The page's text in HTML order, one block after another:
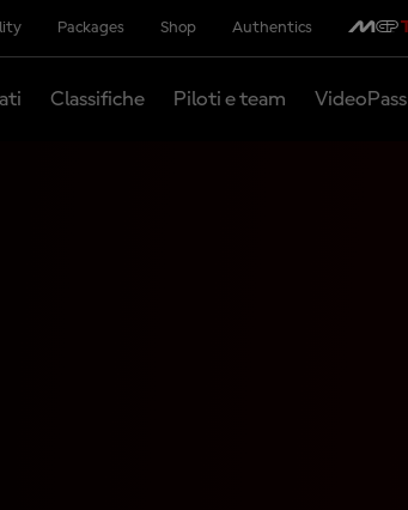
Packages Shop Authentics
Classifiche Piloti e team VideoPass